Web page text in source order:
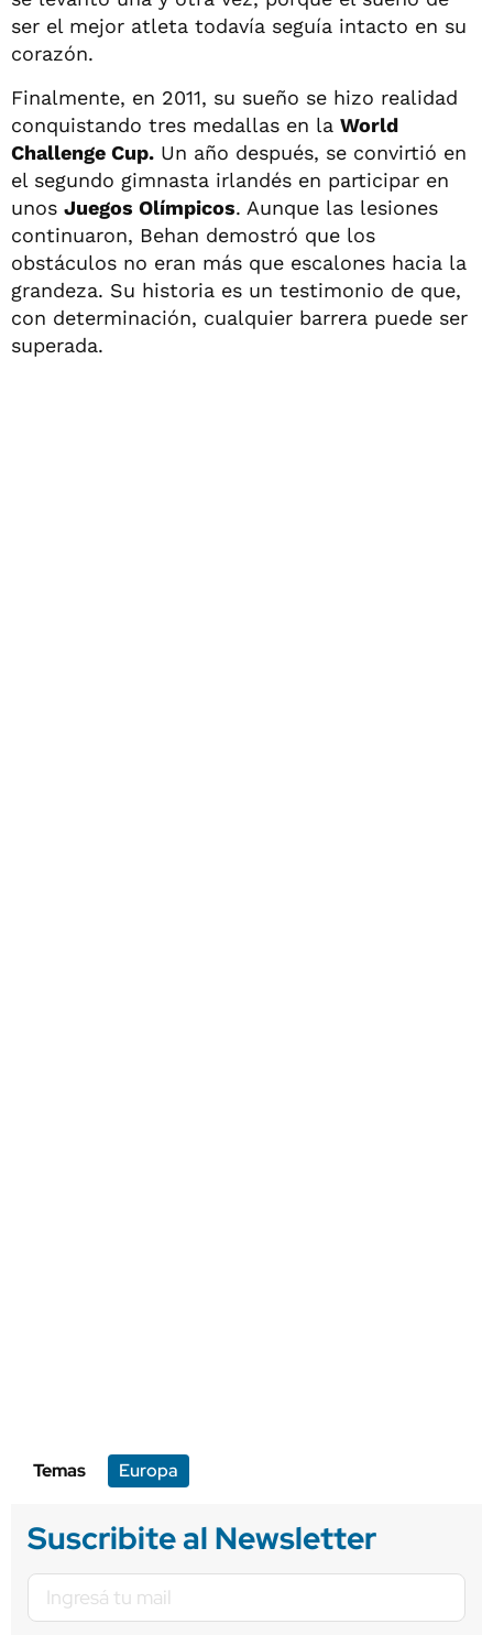
ser el mejor atleta todavía seguía intacto en su
corazón.
Finalmente, en 2011, su sueño se hizo realidad
conquistando tres medallas en la World
Challenge Cup. Un año después, se convirtió en
el segundo gimnasta irlandés en participar en
unos Juegos Olímpicos. Aunque las lesiones
continuaron, Behan demostró que los
obstáculos no eran más que escalones hacia la
grandeza. Su historia es un testimonio de que,
con determinación, cualquier barrera puede ser
superada.
Temas Europa
Suscribite al Newsletter